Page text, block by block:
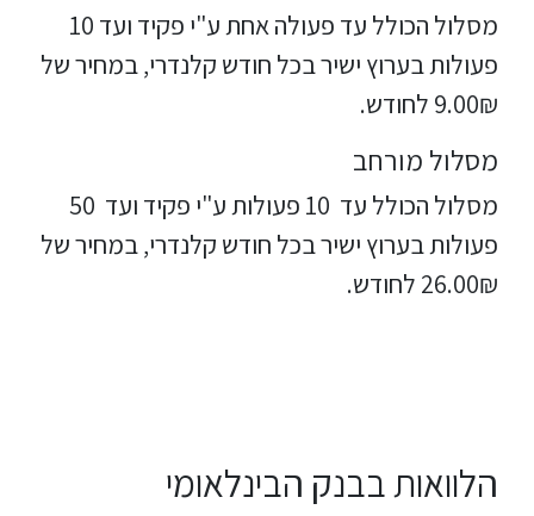
מסלול הכולל עד פעולה אחת ע"י פקיד ועד 10
פעולות בערוץ ישיר בכל חודש קלנדרי, במחיר של
9.00₪ לחודש.
מסלול מורחב
מסלול הכולל עד 10 פעולות ע"י פקיד ועד 50
פעולות בערוץ ישיר בכל חודש קלנדרי, במחיר של
26.00₪ לחודש.
הלוואות בבנק הבינלאומי